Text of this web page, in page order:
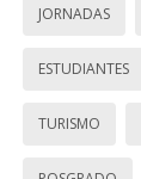
JORNADAS
ESTUDIANTES
TURISMO